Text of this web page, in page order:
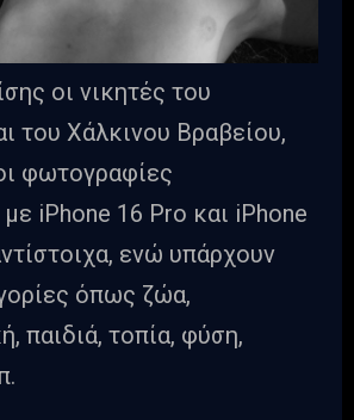
οι νικητές του
του Χάλκινου Βραβείου,
φωτογραφίες
iPhone 16 Pro και iPhone
ενώ υπάρχουν
όπως ζώα,
παιδιά, τοπία, φύση,